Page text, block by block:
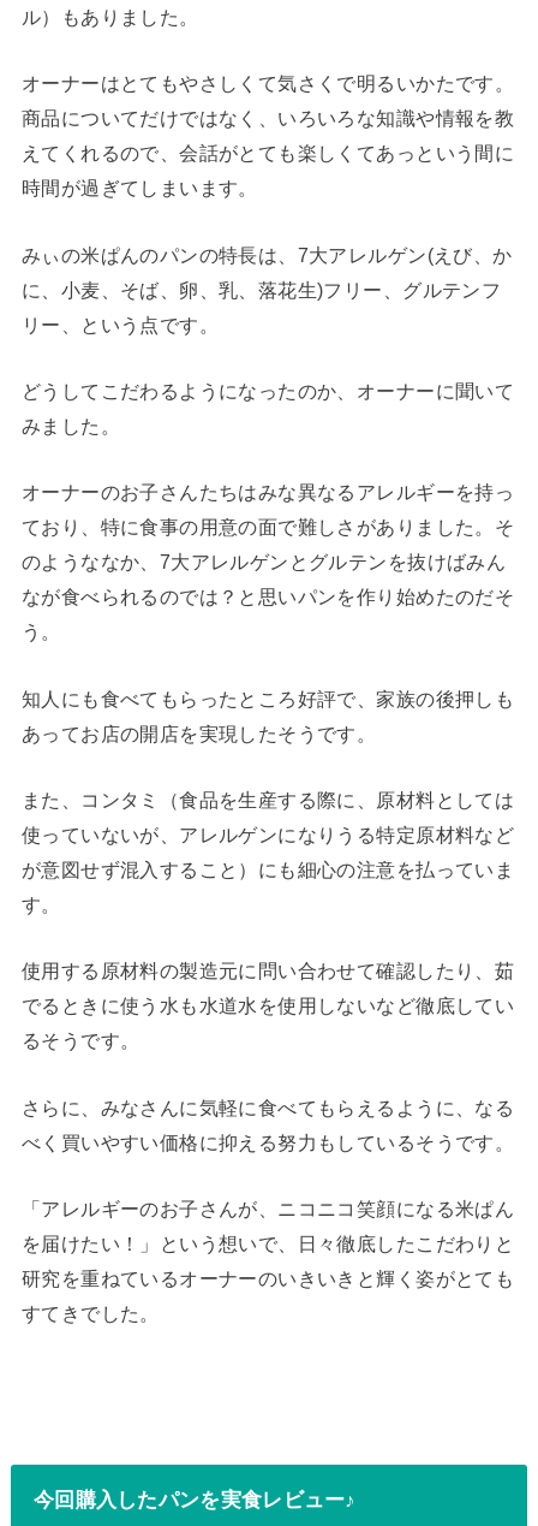
ル）もありました。
オーナーはとてもやさしくて気さくで明るいかたです。
商品についてだけではなく、いろいろな知識や情報を教
えてくれるので、会話がとても楽しくてあっという間に
時間が過ぎてしまいます。
みぃの米ぱんのパンの特長は、7大アレルゲン(えび、か
に、小麦、そば、卵、乳、落花生)フリー、グルテンフ
リー、という点です。
どうしてこだわるようになったのか、オーナーに聞いて
みました。
オーナーのお子さんたちはみな異なるアレルギーを持っ
ており、特に食事の用意の面で難しさがありました。そ
のようななか、7大アレルゲンとグルテンを抜けばみん
なが食べられるのでは？と思いパンを作り始めたのだそ
う。
知人にも食べてもらったところ好評で、家族の後押しも
あってお店の開店を実現したそうです。
また、コンタミ（食品を生産する際に、原材料としては
使っていないが、アレルゲンになりうる特定原材料など
が意図せず混入すること）にも細心の注意を払っていま
す。
使用する原材料の製造元に問い合わせて確認したり、茹
でるときに使う水も水道水を使用しないなど徹底してい
るそうです。
さらに、みなさんに気軽に食べてもらえるように、なる
べく買いやすい価格に抑える努力もしているそうです。
「アレルギーのお子さんが、ニコニコ笑顔になる米ぱん
を届けたい！」という想いで、日々徹底したこだわりと
研究を重ねているオーナーのいきいきと輝く姿がとても
すてきでした。
今回購入したパンを実食レビュー♪